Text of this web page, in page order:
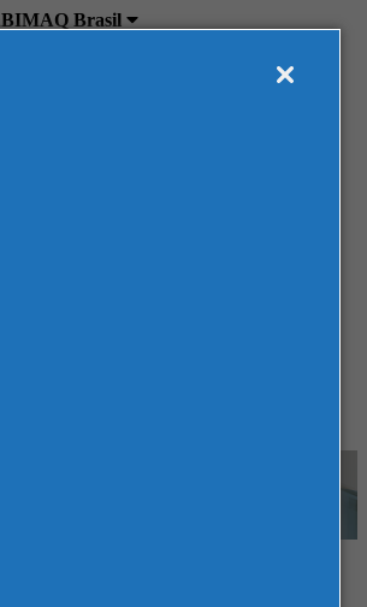
Brasil
do Sul
Caruaru - Feira
- Tecnologia